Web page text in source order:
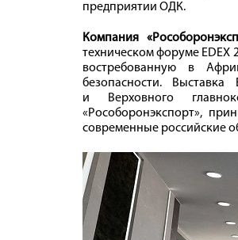
предприятии ОДК.
Компания
техническом форуме
востребованную в
безопасности.
и Верховного
«Рособоронэкспорт»,
современные российские